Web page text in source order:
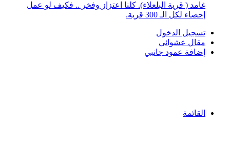
غامد ( قرية البلعلاء). كلنا اعتزاز وفخر .. فكيف لو عمل
إحصاء لكل الـ 300 قرية.
تسجيل الدخول
مقال عشوائي
إضافة عمود جانبي
القائمة